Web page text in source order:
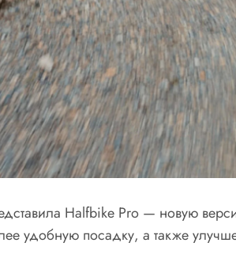
Halfbike Pro — новую
удобную посадку, а также